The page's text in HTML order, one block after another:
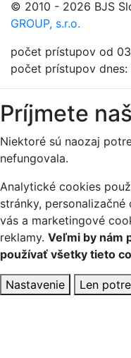
© 2010 - 2026 BJS
GROUP, s.r.o.
počet prístupov od
počet prístupov dnes:
Príjmete
Niektoré sú naozaj
nefungovala.
Analytické cookies
stránky,
vás a marketingové
reklamy. Veľmi by nám
používať všetky tieto
Nastavenie Len